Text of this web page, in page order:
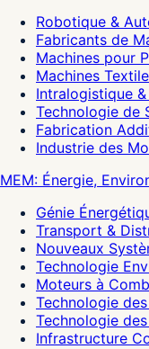
Robotique &
Fabricants de
Machines pour
Machines
Intralogistique
Technologie de
Fabrication
Industrie des
MEM: Énergie,
Génie
Transport &
Nouveaux
Technologie
Moteurs à
Technologie
Technologie
Infrastructure